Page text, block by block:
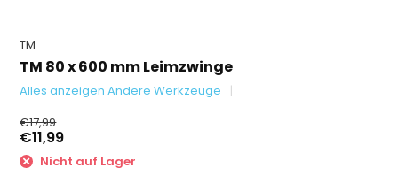
TM
TM 80 x 600 mm Leimzwinge
Alles anzeigen Andere Werkzeuge
€17,99
€11,99
Nicht auf Lager